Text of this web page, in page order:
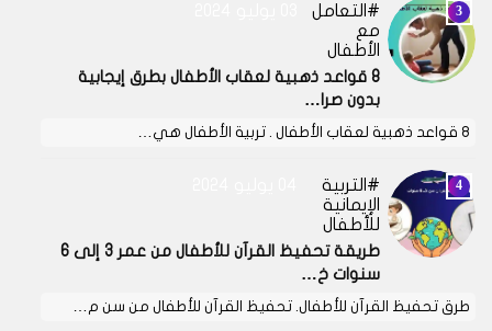
التعامل
مع
الأطفال
8 قواعد ذهبية لعقاب الأطفال بطرق إيجابية
بدون صرا…
8 قواعد ذهبية لعقاب الأطفال . تربية الأطفال هي…
التربية
الإيمانية
للأطفال
طريقة تحفيظ القرآن للأطفال من عمر 3 إلى 6
سنوات خ…
طرق تحفيظ القرآن للأطفال. تحفيظ القرآن للأطفال من سن م…